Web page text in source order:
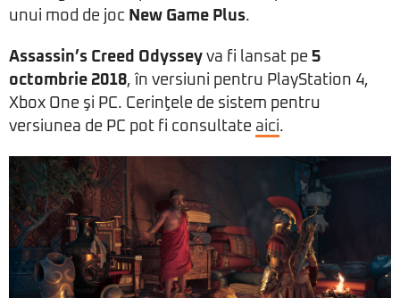
unui mod de joc New Game Plus.
Assassin’s Creed Odyssey va fi lansat pe 5
octombrie 2018, în versiuni pentru PlayStation 4,
Xbox One şi PC. Cerinţele de sistem pentru
versiunea de PC pot fi consultate aici.